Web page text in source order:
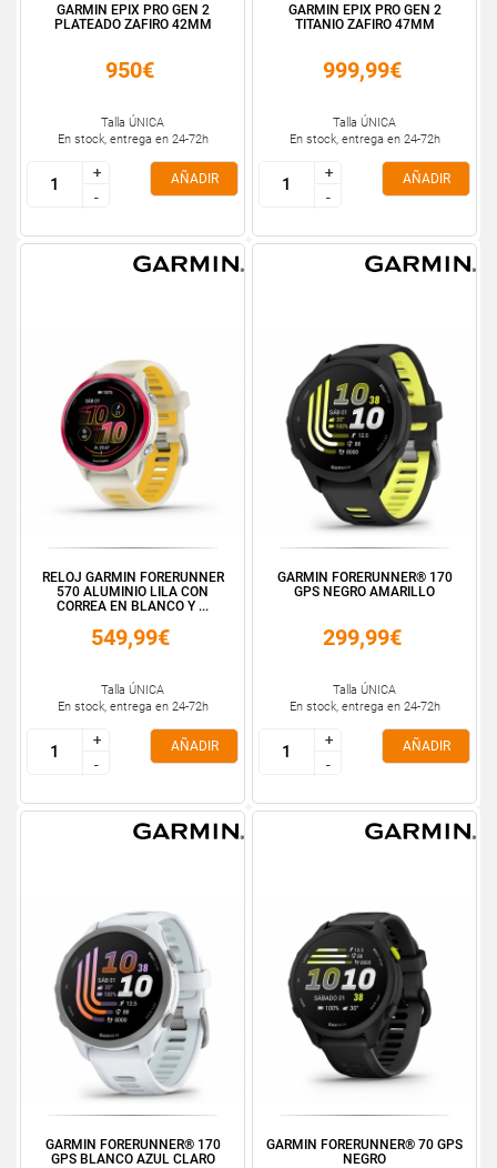
GARMIN EPIX PRO GEN 2
PLATEADO ZAFIRO 42MM
950€
Talla ÚNICA
En stock, entrega en 24-72h
+
-
+
-
AÑADIR
GARMIN EPIX PRO GEN 2
TITANIO ZAFIRO 47MM
999,99€
Talla ÚNICA
En stock, entrega en 24-72h
+
-
+
-
AÑADIR
RELOJ GARMIN FORERUNNER
570 ALUMINIO LILA CON
CORREA EN BLANCO Y ...
549,99€
Talla ÚNICA
En stock, entrega en 24-72h
+
-
+
-
AÑADIR
GARMIN FORERUNNER® 170
GPS NEGRO AMARILLO
299,99€
Talla ÚNICA
En stock, entrega en 24-72h
+
-
+
-
AÑADIR
GARMIN FORERUNNER® 170
GPS BLANCO AZUL CLARO
GARMIN FORERUNNER® 70 GPS
NEGRO